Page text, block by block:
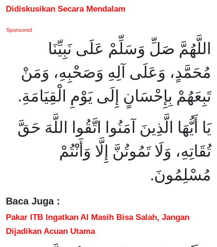
Didiskusikan Secara Mendalam
Sponsored
اللَّهُمَّ صَلِّ وَسَلِّمْ عَلَى نَبِيِّنَا
مُحَمَّدٍ، وَعَلَى آلِهِ وَصَحْبِهِ، وَمَنْ
تَبِعَهُمْ بِإِحْسَانٍ إِلَى يَوْمِ الْقِيَامَةِ.
يَا أَيُّهَا الَّذِينَ آمَنُوا اتَّقُوا اللَّهَ حَقَّ
تُقَاتِهِ، وَلَا تَمُوتُنَّ إِلَّا وَأَنْتُمْ
مُسْلِمُونَ.
Baca Juga :
Pakar ITB Ingatkan AI Masih Bisa Salah, Jangan
Dijadikan Acuan Utama